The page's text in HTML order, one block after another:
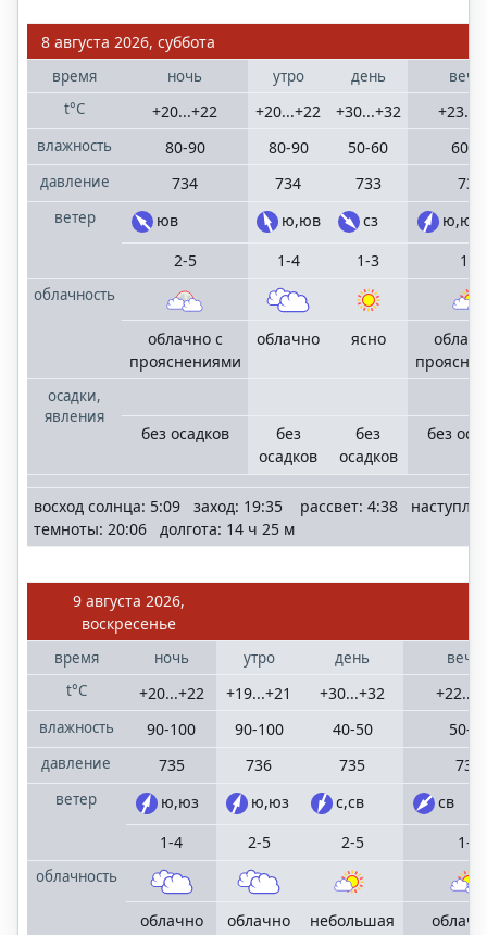
8 августа 2026, суббота
время
t°C
влажность
давление
ветер
облачность
осадки,
явления
ночь
+20...+22
80-90
734
юв
2-5
облачно с
прояснениями
без осадков
утро
+20...+22
80-90
734
ю,юв
1-4
облачно
без
осадков
день
+30...+32
50-60
733
сз
1-3
ясно
без
осадков
60-
733
ю,юз
1-3
без
восход солнца: 5:09 заход: 19:35 рассвет: 4:38
темноты: 20:06 долгота: 14 ч 25 м
9 августа 2026,
воскресенье
время
t°C
влажность
давление
ветер
облачность
ночь
+20...+22
90-100
735
ю,юз
1-4
облачно
утро
+19...+21
90-100
736
ю,юз
2-5
облачно
день
+30...+32
40-50
735
с,св
2-5
небольшая
50-
735
св
1-4